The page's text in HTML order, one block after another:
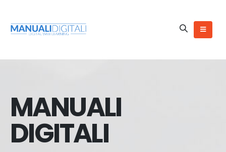
MANUALI
DIGITALI